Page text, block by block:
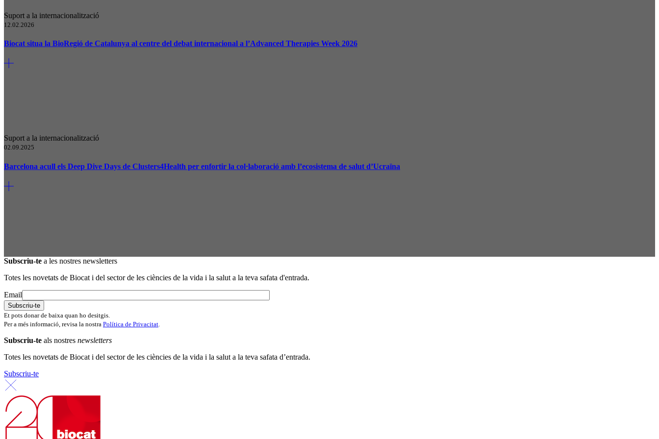
Suport a la internacionalització
12.02.2026
Biocat situa la BioRegió de Catalunya al centre del debat internacional a l’Advanced Therapies Week 2026
Suport a la internacionalització
02.09.2025
Barcelona acull els Deep Dive Days de Clusters4Health per enfortir la col·laboració amb l’ecosistema de salut d’Ucraïna
Subscriu-te a les nostres newsletters
Totes les novetats de Biocat i del sector de les ciències de la vida i la salut a la teva safata d'entrada.
Email
Et pots donar de baixa quan ho desitgis.
Per a més informació, revisa la nostra Política de Privacitat
Subscriu-te als nostres newsletters
Totes les novetats de Biocat i del sector de les ciències de la vida i la salut a la teva safata d’entrada.
Subscriu-te